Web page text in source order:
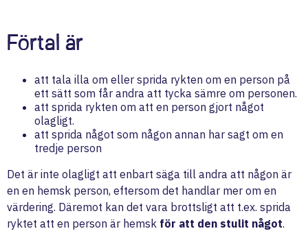
Förtal är
att tala illa om eller sprida rykten om en person på
ett sätt som får andra att tycka sämre om personen.
att sprida rykten om att en person gjort något
olagligt.
att sprida något som någon annan har sagt om en
tredje person
Det är inte olagligt att enbart säga till andra att någon är
en en hemsk person, eftersom det handlar mer om en
värdering. Däremot kan det vara brottsligt att t.ex. sprida
ryktet att en person är hemsk för att den stulit något.